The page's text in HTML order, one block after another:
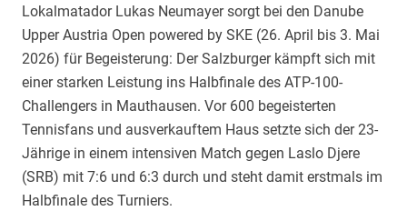
t
e
l
i
n
a
l
e
i
n
M
a
Lokalmatador Lukas Neumayer sorgt bei den Danube
Upper Austria Open powered by SKE (26. April bis 3. Mai
2026) für Begeisterung: Der Salzburger kämpft sich mit
einer starken Leistung ins Halbfinale des ATP-100-
Challengers in Mauthausen. Vor 600 begeisterten
Tennisfans und ausverkauftem Haus setzte sich der 23-
Jährige in einem intensiven Match gegen Laslo Djere
(SRB) mit 7:6 und 6:3 durch und steht damit erstmals im
Halbfinale des Turniers.